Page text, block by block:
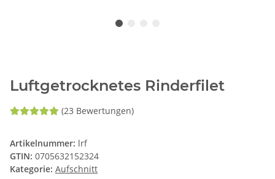
Luftgetrocknetes Rinderfilet
(23 Bewertungen)
Artikelnummer: lrf
GTIN: 0705632152324
Kategorie: Aufschnitt